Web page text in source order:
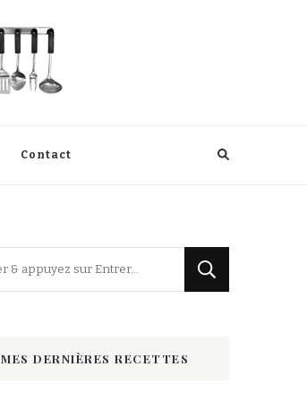
Contact
MES DERNIÈRES RECETTES